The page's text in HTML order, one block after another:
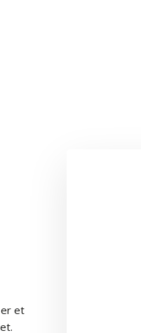
et